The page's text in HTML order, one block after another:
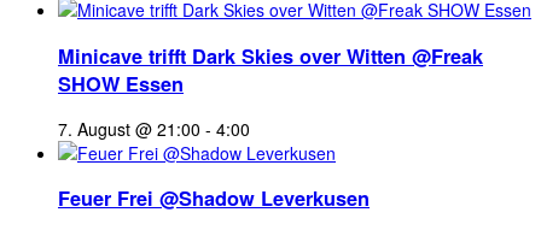
Minicave trifft Dark Skies over Witten @Freak
SHOW Essen
7. August @ 21:00 - 4:00
Feuer Frei @Shadow Leverkusen